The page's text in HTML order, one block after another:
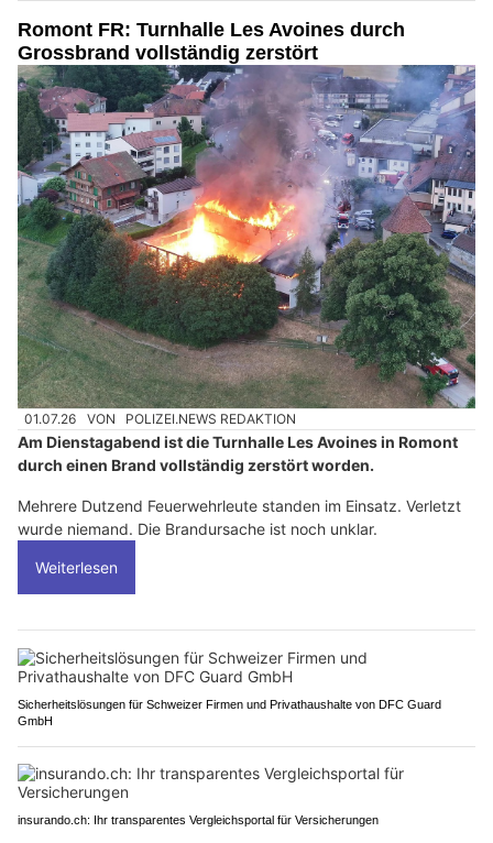
Romont FR: Turnhalle Les Avoines durch
Grossbrand vollständig zerstört
01.07.26 VON POLIZEI.NEWS REDAKTION
Am Dienstagabend ist die Turnhalle Les Avoines in Romont
durch einen Brand vollständig zerstört worden.
Mehrere Dutzend Feuerwehrleute standen im Einsatz. Verletzt
wurde niemand. Die Brandursache ist noch unklar.
Weiterlesen
Sicherheitslösungen für Schweizer Firmen und Privathaushalte von DFC Guard
GmbH
insurando.ch: Ihr transparentes Vergleichsportal für Versicherungen